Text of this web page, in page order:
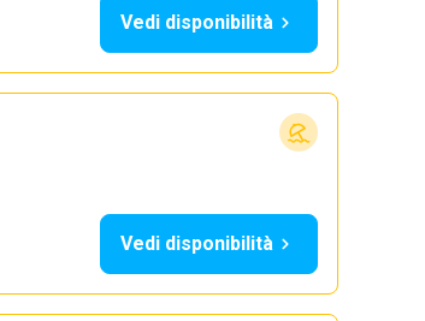
Vedi disponibilità
Vedi disponibilità